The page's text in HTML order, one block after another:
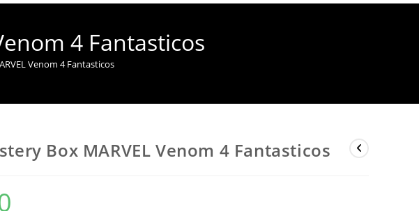
4 Fantasticos
Venom 4 Fantasticos
Box MARVEL Venom 4 Fantasticos